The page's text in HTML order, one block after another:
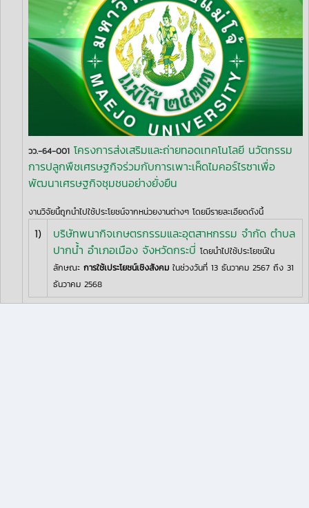
วว.-64-001 โครงการส่งเสริมและถ่ายทอดเทคโนโลยี นวัตกรรม
การปลูกพืชเศรษฐกิจร่วมกับการเพาะเห็ดไมคอร์ไรซาเพื่อ
พัฒนาเศรษฐกิจชุมชนอย่างยั่งยืน
งานวิจัยนี้ถูกนำไปใช้ประโยชน์จากหน่วยงานต่างๆ โดยมีรายละเอียดดังนี้
1)
บริษัทพนากิจเกษตรกรรมและอุตสาหกรรม จำกัด ตำบล
ปากน้ำ อำเภอเมือง จังหวัดกระบี่ โดยนำไปใช้ประโยชน์ใน
ลักษณะ การใช้เประโยชน์เชิงสังคม ในช่วงวันที่ 13 ธันวาคม 2567 ถึง 31
ธันวาคม 2568